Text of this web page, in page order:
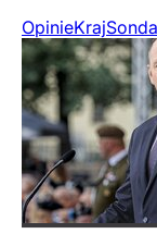
OpinieKraj